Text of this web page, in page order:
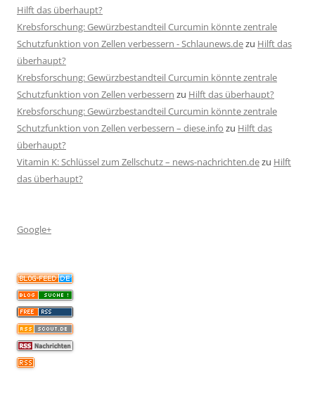
Hilft das überhaupt?
Krebsforschung: Gewürzbestandteil Curcumin könnte zentrale
Schutzfunktion von Zellen verbessern - Schlaunews.dezu Hilft das
überhaupt?
Krebsforschung: Gewürzbestandteil Curcumin könnte zentrale
Schutzfunktion von Zellen verbessern zu Hilft das überhaupt?
Krebsforschung: Gewürzbestandteil Curcumin könnte zentrale
Schutzfunktion von Zellen verbessern – diese.info zu Hilft das
überhaupt?
Vitamin K: Schlüssel zum Zellschutz – news-nachrichten.dezu Hilft
das überhaupt?
Google+